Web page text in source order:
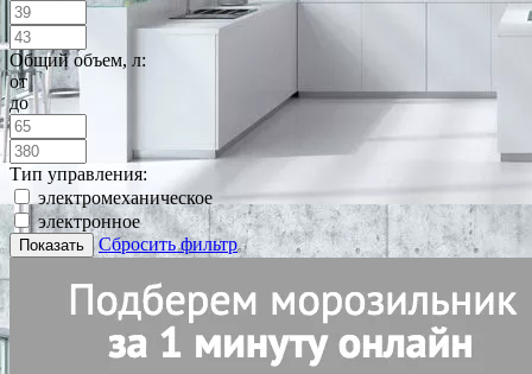
Общий объем, л:
от
до
Тип управления:
электромеханическое
электронное
Показать Сбросить фильтр